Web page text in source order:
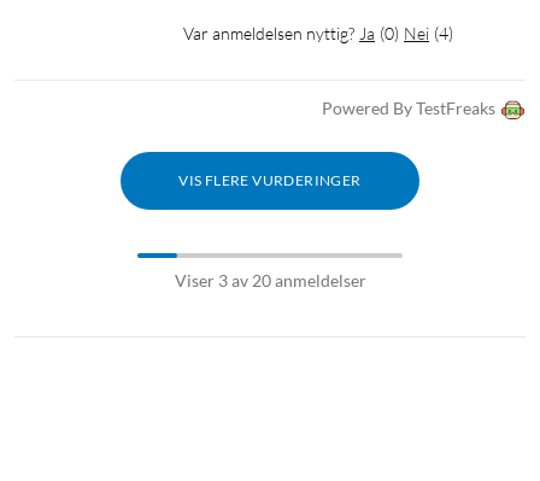
Var anmeldelsen nyttig? Ja (0) Nei (4)
Powered By TestFreaks
VIS FLERE VURDERINGER
Viser 3 av 20 anmeldelser